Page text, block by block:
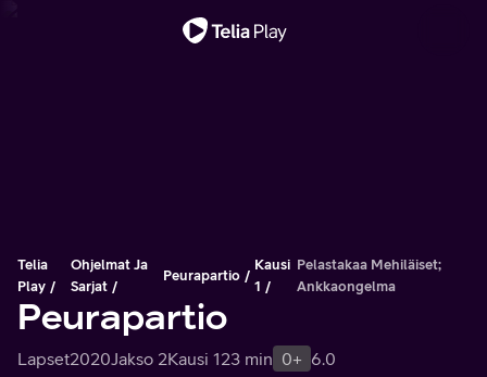
Telia
Play
Ohjelmat Ja
Sarjat
Peurapartio
Kausi
1
Pelastakaa Mehiläiset;
Ankkaongelma
Peurapartio
Lapset2020Jakso 2Kausi 123 min 0+ 6.0